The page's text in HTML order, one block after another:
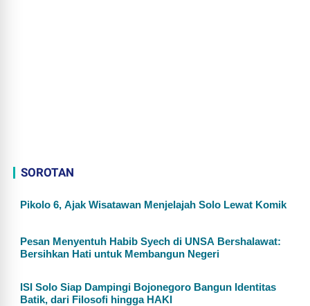
SOROTAN
Pikolo 6, Ajak Wisatawan Menjelajah Solo Lewat Komik
Pesan Menyentuh Habib Syech di UNSA Bershalawat:
Bersihkan Hati untuk Membangun Negeri
ISI Solo Siap Dampingi Bojonegoro Bangun Identitas
Batik, dari Filosofi hingga HAKI